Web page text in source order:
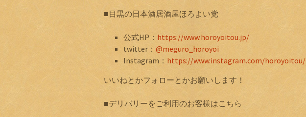
■目黒の日本酒居酒屋ほろよい党
公式HP： https://www.horoyoitou.jp/
twitter： @meguro_horoyoi
Instagram： https://www.instagram.com/horoyoitou/
いいねとかフォローとかお願いします！
■デリバリーをご利用のお客様はこちら